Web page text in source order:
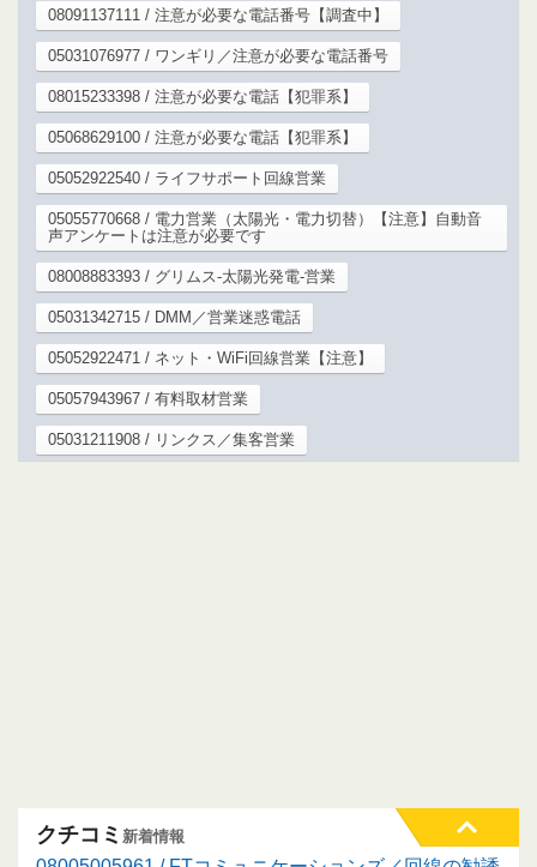
08091137111 / 注意が必要な電話番号【調査中】
05031076977 / ワンギリ／注意が必要な電話番号
08015233398 / 注意が必要な電話【犯罪系】
05068629100 / 注意が必要な電話【犯罪系】
05052922540 / ライフサポート回線営業
05055770668 / 電力営業（太陽光・電力切替）【注意】自動音
声アンケートは注意が必要です
08008883393 / グリムス-太陽光発電-営業
05031342715 / DMM／営業迷惑電話
05052922471 / ネット・WiFi回線営業【注意】
05057943967 / 有料取材営業
05031211908 / リンクス／集客営業
クチコミ 新着情報